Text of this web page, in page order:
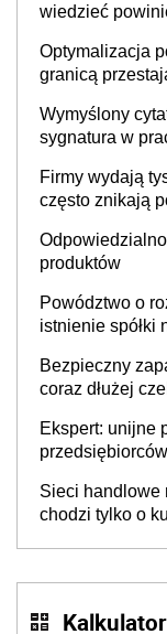
wiedzieć
Optymalizacja
granicą
Wymyślony
sygnatura w
Firmy wydają
często znikają
produktów
Powództwo o
istnienie spółki
Bezpieczny
coraz dłużej
Ekspert: unijne
Sieci handlowe
chodzi tylko o